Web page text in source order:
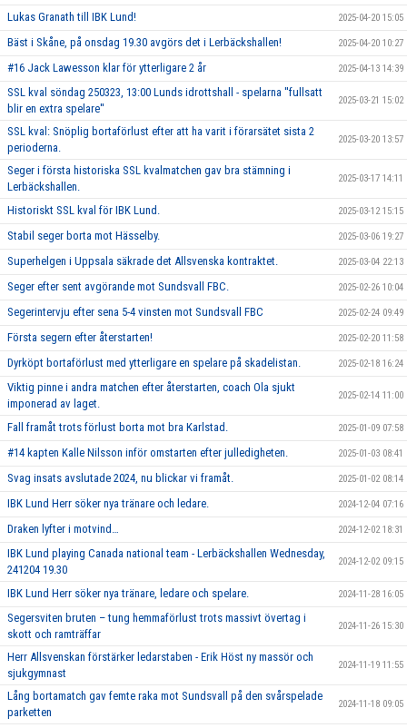
Lukas Granath till IBK Lund! 2025-04-20 15:05
Bäst i Skåne, på onsdag 19.30 avgörs det i Lerbäckshallen! 2025-04-20 10:27
#16 Jack Lawesson klar för ytterligare 2 år 2025-04-13 14:39
SSL kval söndag 250323, 13:00 Lunds idrottshall - spelarna ''fullsatt
blir en extra spelare''
2025-03-21 15:02
SSL kval: Snöplig bortaförlust efter att ha varit i förarsätet sista 2
perioderna.
2025-03-20 13:57
Seger i första historiska SSL kvalmatchen gav bra stämning i
Lerbäckshallen.
2025-03-17 14:11
Historiskt SSL kval för IBK Lund. 2025-03-12 15:15
Stabil seger borta mot Hässelby. 2025-03-06 19:27
Superhelgen i Uppsala säkrade det Allsvenska kontraktet. 2025-03-04 22:13
Seger efter sent avgörande mot Sundsvall FBC. 2025-02-26 10:04
Segerintervju efter sena 5-4 vinsten mot Sundsvall FBC 2025-02-24 09:49
Första segern efter återstarten! 2025-02-20 11:58
Dyrköpt bortaförlust med ytterligare en spelare på skadelistan. 2025-02-18 16:24
Viktig pinne i andra matchen efter återstarten, coach Ola sjukt
imponerad av laget.
2025-02-14 11:00
Fall framåt trots förlust borta mot bra Karlstad. 2025-01-09 07:58
#14 kapten Kalle Nilsson inför omstarten efter julledigheten. 2025-01-03 08:41
Svag insats avslutade 2024, nu blickar vi framåt. 2025-01-02 08:14
IBK Lund Herr söker nya tränare och ledare. 2024-12-04 07:16
Draken lyfter i motvind… 2024-12-02 18:31
IBK Lund playing Canada national team - Lerbäckshallen Wednesday,
241204 19.30
2024-12-02 09:15
IBK Lund Herr söker nya tränare, ledare och spelare. 2024-11-28 16:05
Segersviten bruten – tung hemmaförlust trots massivt övertag i
skott och ramträffar
2024-11-26 15:30
Herr Allsvenskan förstärker ledarstaben - Erik Höst ny massör och
sjukgymnast
2024-11-19 11:55
Lång bortamatch gav femte raka mot Sundsvall på den svårspelade
parketten
2024-11-18 09:05